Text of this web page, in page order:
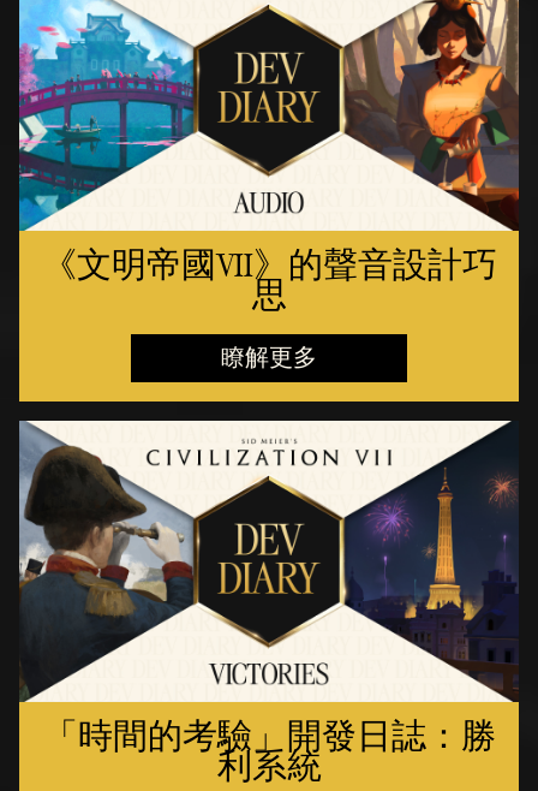
《文明帝國VII》的聲音設計巧
思
瞭解更多
「時間的考驗」開發日誌：勝
利系統